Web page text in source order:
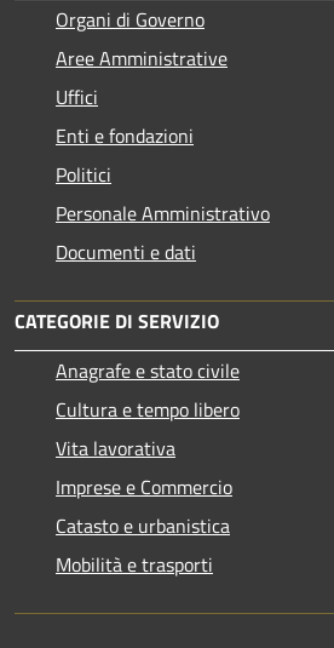
Organi di Governo
Aree Amministrative
Uffici
Enti e fondazioni
Politici
Personale Amministrativo
Documenti e dati
CATEGORIE DI SERVIZIO
Anagrafe e stato civile
Cultura e tempo libero
Vita lavorativa
Imprese e Commercio
Catasto e urbanistica
Mobilità e trasporti